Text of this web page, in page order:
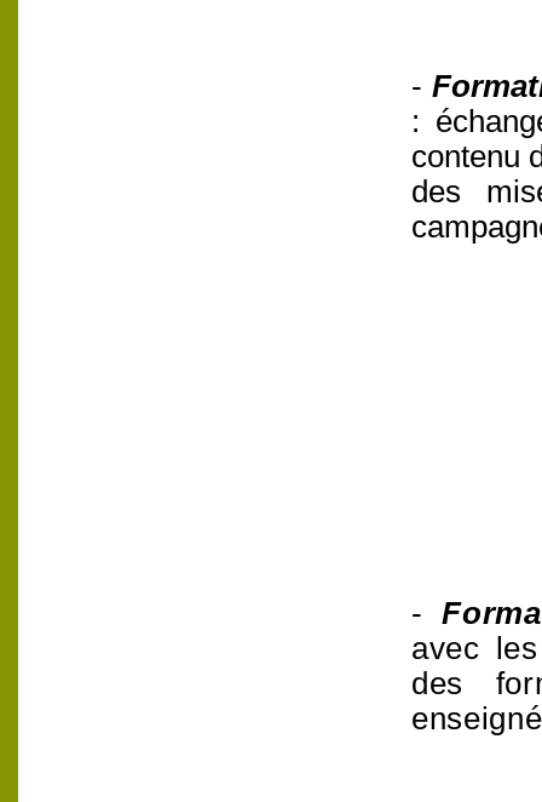
-
:
contenu
des
-Form
avec
des